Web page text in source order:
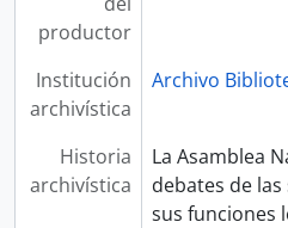
productor
Institución
archivística
Archivo
Historia
archivística
La Asamblea
debates de
sus funciones